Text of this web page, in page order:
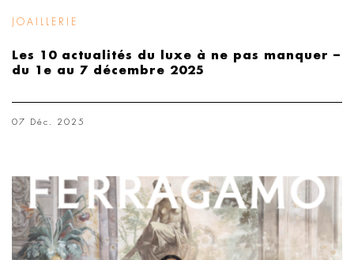
JOAILLERIE
Les 10 actualités du luxe à ne pas manquer –
du 1e au 7 décembre 2025
07 Déc. 2025